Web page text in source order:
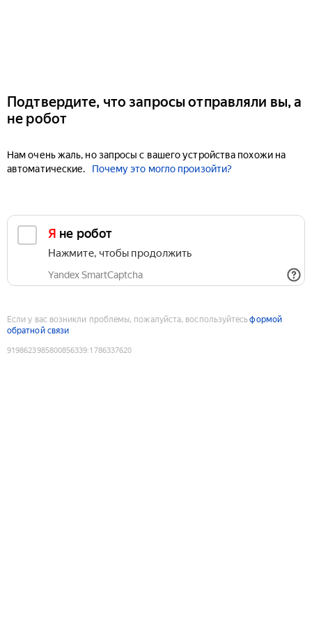
Подтвердите, что запросы отправляли вы, а
не робот
Нам очень жаль, но запросы с вашего устройства похожи на
автоматические.
Почему это могло произойти?
Я не робот
Нажмите, чтобы продолжить
Yandex SmartCaptcha
Если у вас возникли проблемы, пожалуйста, воспользуйтесьформой
обратной связи
9198623985800856339:1786337620